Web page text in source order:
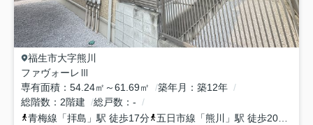
福生市大字熊川
ファヴォーレⅢ
専有面積
54.24㎡～61.69㎡ 築年月
築12年
総階数
2階建 総戸数
-
青梅線 「拝島 」駅 徒歩17分 五日市線 「熊川 」駅 徒歩20分